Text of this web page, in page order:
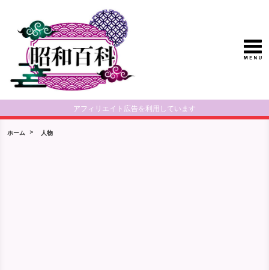
アフィリエイト広告を利用しています
ホーム 人物